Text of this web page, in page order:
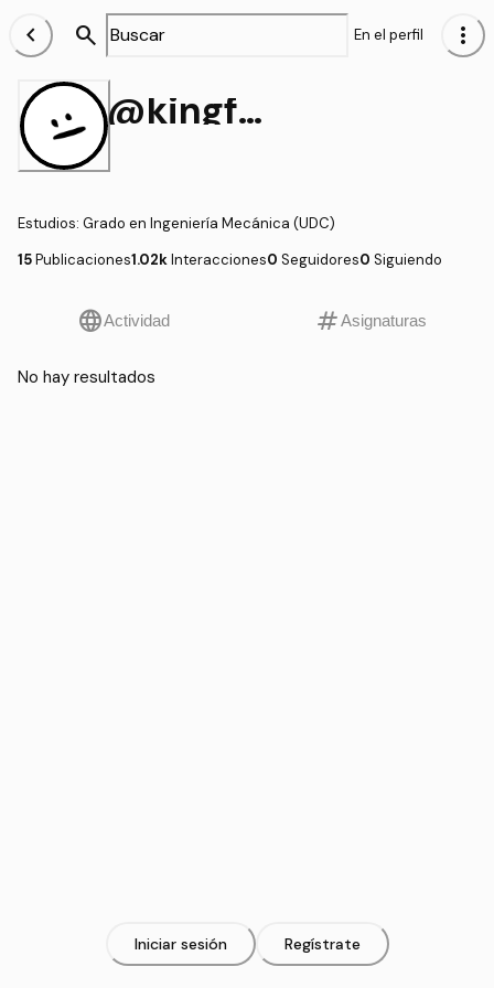
chevron_left search En el perfil more_vert
@kingfusionjc
Estudios: Grado en Ingeniería Mecánica (UDC)
15Publicaciones1.02kInteracciones0 Seguidores0 Siguiendo
languageActividad tagAsignaturas
No hay resultados
Iniciar sesión Regístrate